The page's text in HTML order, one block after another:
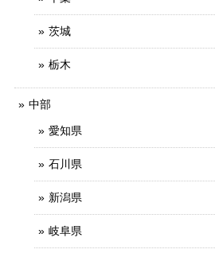
茨城
栃木
中部
愛知県
石川県
新潟県
岐阜県